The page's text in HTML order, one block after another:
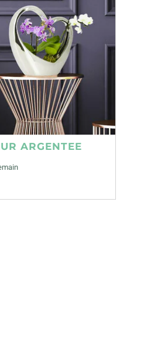
ARGENTEE